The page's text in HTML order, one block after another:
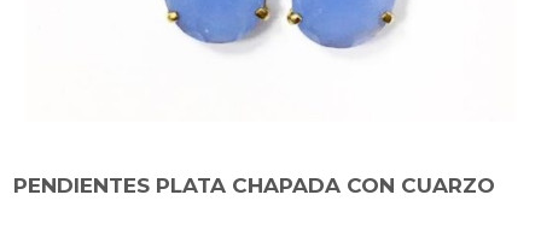
PENDIENTES PLATA CHAPADA CON CUARZO